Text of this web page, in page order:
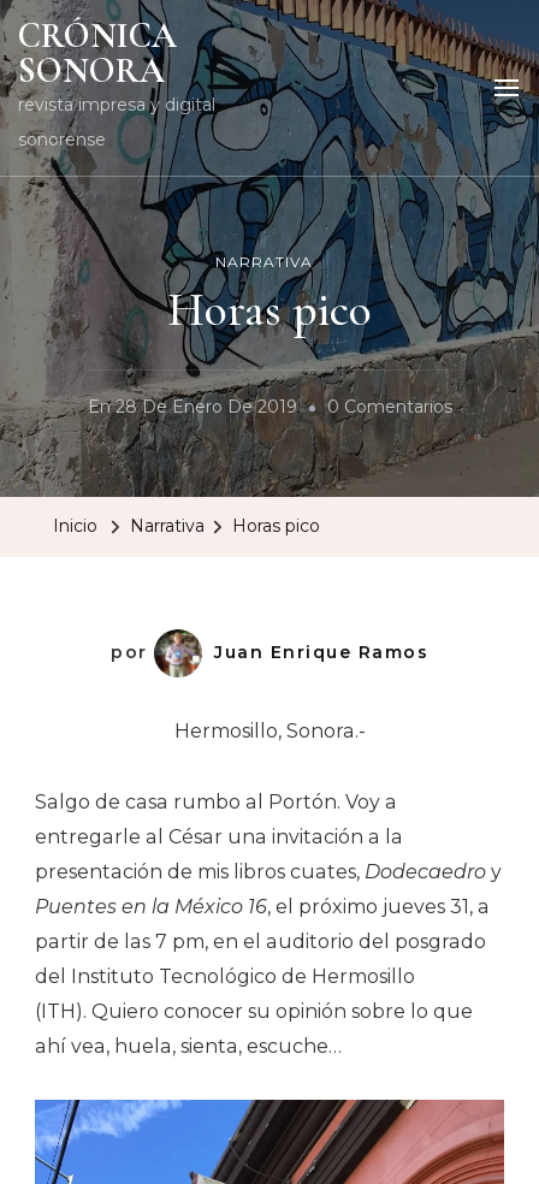
CRÓNICA
SONORA
revista impresa y digital
sonorense
NARRATIVA
Horas pico
En28 De Enero De 2019 0 ComentariosEn
Horas
Pico
Inicio Narrativa Horas pico
por Juan Enrique Ramos
Hermosillo, Sonora.-
Salgo de casa rumbo al Portón. Voy a
entregarle al César una invitación a la
presentación de mis libros cuates, Dodecaedro y
Puentes en la México 16, el próximo jueves 31, a
partir de las 7 pm, en el auditorio del posgrado
del Instituto Tecnológico de Hermosillo
(ITH). Quiero conocer su opinión sobre lo que
ahí vea, huela, sienta, escuche…